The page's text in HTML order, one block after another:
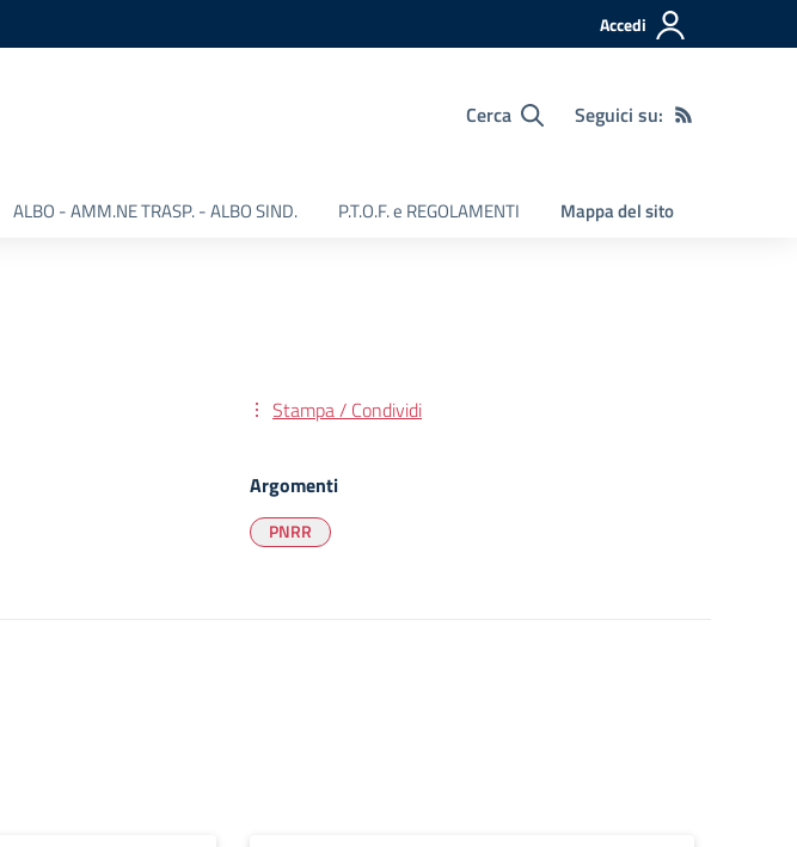
Accedi
Cerca Seguici su:
ALBO - AMM.NE TRASP. - ALBO SIND. P.T.O.F. e REGOLAMENTI Mappa del sito
Stampa / Condividi
Argomenti
PNRR